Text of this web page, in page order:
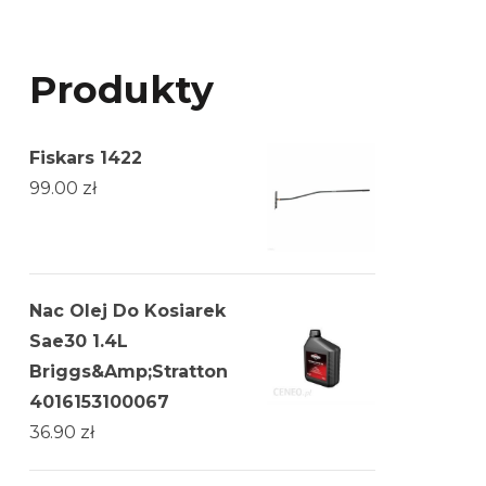
Produkty
Fiskars 1422
99.00 zł
Nac Olej Do Kosiarek
Sae30 1.4L
Briggs&Amp;Stratton
4016153100067
36.90 zł